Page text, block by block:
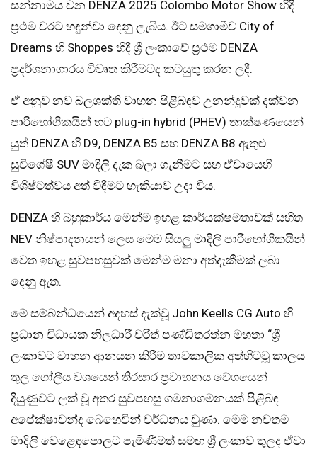
සන්නාමය වන DENZA 2025 Colombo Motor Show හිදී
ප්‍රථම වරට හඳුන්වා දෙනු ලැබීය. ඊට සමගාමීව City of
Dreams හි Shoppes හිදී ශ්‍රී ලංකාවේ ප්‍රථම DENZA
ප්‍රදර්ශනාගාරය විවෘත කිරීමටද කටයුතු කරන ලදී.
ඒ අනුව නව බලශක්ති වාහන පිළිබඳව උනන්දුවක් දක්වන
පාරිභෝගිකයින් හට plug-in hybrid (PHEV) තාක්ෂණයෙන්
යුත් DENZA හි D9, DENZA B5 සහ DENZA B8 ඇතුළු
සුවිශේෂී SUV මාදිලි දැක බලා ගැනීමට සහ ඒවායෙහි
විශිෂ්ටත්වය අත් විඳීමට හැකියාව උදා විය.
DENZA හි බහුකාර්ය මෙන්ම ඉහළ කාර්යක්ෂමතාවක් සහිත
NEV නිෂ්පාදනයන් ලෙස මෙම සියලු මාදිලි පාරිභෝගිකයින්
වෙත ඉහළ සුවපහසුවක් මෙන්ම මනා අත්දැකීමක් ලබා
දෙනු ඇත.
මේ සම්බන්ධයෙන් අදහස් දැක්වූ John Keells CG Auto හි
ප්‍රධාන විධායක නිලධාරී චරිත් පණ්ඩිතරත්න මහතා “ශ්‍රී
ලංකාවට වාහන ආනයන කිරීම තාවකාලික අත්හිටවූ කාලය
තුල ගෝලීය වශයෙන් තිරසාර ප්‍රවාහනය වේගයෙන්
දියුණුවට ලක් වූ අතර සුවපහසු ගමනාගමනයක් පිළිබඳ
අපේක්ෂාවන්ද බෙහෙවින් වර්ධනය වුණා. මෙම නවතම
මාදිලි වෙළෙඳපොලට පැමිණීමත් සමඟ ශ්‍රී ලංකාව තුලද ඒවා